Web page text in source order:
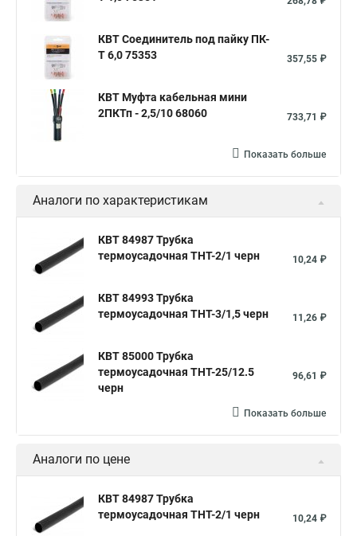
КВТ Соединитель под пайку ПК-
Т 6,0 75353
357,55 ₽
КВТ Муфта кабельная мини
2ПКТп - 2,5/10 68060
733,71 ₽
Показать больше
Аналоги по характеристикам
КВТ 84987 Трубка
термоусадочная ТНТ-2/1 черн
10,24 ₽
КВТ 84993 Трубка
термоусадочная ТНТ-3/1,5 черн
11,26 ₽
КВТ 85000 Трубка
термоусадочная ТНТ-25/12.5
черн
96,61 ₽
Показать больше
Аналоги по цене
КВТ 84987 Трубка
термоусадочная ТНТ-2/1 черн
10,24 ₽